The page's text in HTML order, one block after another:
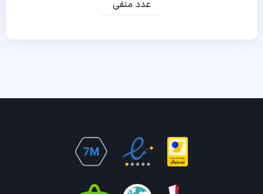
عدد منفی